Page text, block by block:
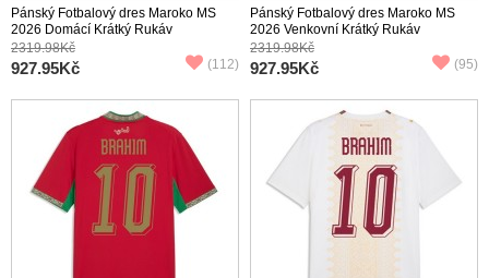
Pánský Fotbalový dres Maroko MS
2026 Domácí Krátký Rukáv
2319.98Kč
927.95Kč (112)
Pánský Fotbalový dres Maroko MS
2026 Venkovní Krátký Rukáv
2319.98Kč
927.95Kč (95)